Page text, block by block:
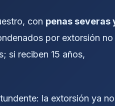
con penas severas
por extorsión no
si reciben 15 años,
la extorsión ya no